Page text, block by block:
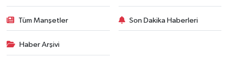
Tüm Manşetler Son Dakika Haberleri
Haber Arşivi